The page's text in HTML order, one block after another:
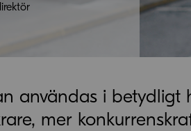
användas i betydligt
mer